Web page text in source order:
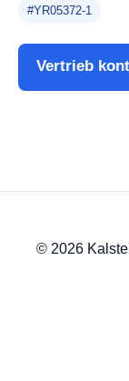
#YR05372-1
Vertrieb
© 2026